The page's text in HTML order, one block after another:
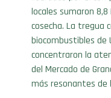
cosecha. La tregua
biocombustibles de
concentraron la
del Mercado de
más resonantes de